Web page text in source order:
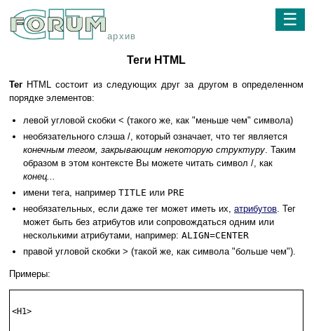
архив
☰
Теги HTML
Тег HTML состоит из следующих друг за другом в определенном
порядке элементов:
левой угловой скобки < (такого же, как "меньше чем" символа)
необязательного слэша /, который означает, что тег является
конечным тегом, закрывающим некоторую структуру. Таким
образом в этом контексте Вы можете читать символ /, как
конец...
имени тега, например TITLE или PRE
необязательных, если даже тег может иметь их, атрибутов. Тег
может быть без атрибутов или сопровождаться одним или
несколькими атрибутами, например: ALIGN=CENTER
правой угловой скобки > (такой же, как символа "больше чем").
Примеры:
<H1>